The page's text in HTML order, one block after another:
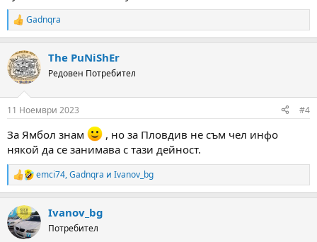
R
e
c
t
i
s
Gadnqra
The PuNiShEr
Редовен Потребител
11 Ноември 2023 #4
За Ямбол знам
, но за Пловдив не съм чел инфо
някой да се занимава с тази дейност.
R
e
c
t
i
emci74,Gadnqra и Ivanov_bg
Ivanov_bg
Потребител